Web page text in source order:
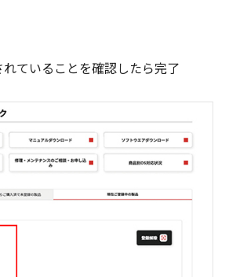
ていることを確認したら完了